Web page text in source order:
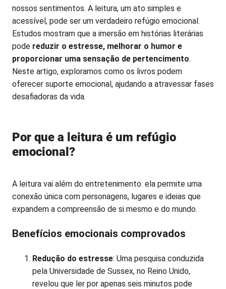
nossos sentimentos. A leitura, um ato simples e
acessível, pode ser um verdadeiro refúgio emocional.
Estudos mostram que a imersão em histórias literárias
pode reduzir o estresse, melhorar o humor e
proporcionar uma sensação de pertencimento.
Neste artigo, exploramos como os livros podem
oferecer suporte emocional, ajudando a atravessar fases
desafiadoras da vida.
Por que a leitura é um refúgio
emocional?
A leitura vai além do entretenimento: ela permite uma
conexão única com personagens, lugares e ideias que
expandem a compreensão de si mesmo e do mundo.
Benefícios emocionais comprovados
Redução do estresse: Uma pesquisa conduzida
pela Universidade de Sussex, no Reino Unido,
revelou que ler por apenas seis minutos pode